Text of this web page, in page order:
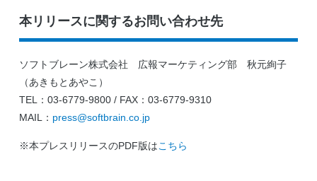
本リリースに関するお問い合わせ先
ソフトブレーン株式会社 広報マーケティング部 秋元絢子
（あきもとあやこ）
TEL：03-6779-9800 / FAX：03-6779-9310
MAIL： press@softbrain.co.jp
※本プレスリリースのPDF版はこちら